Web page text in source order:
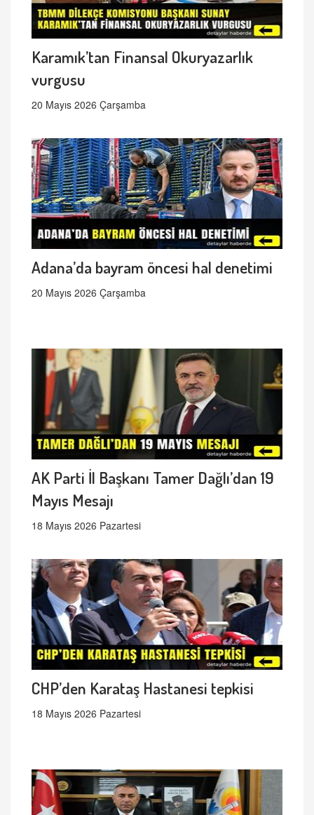
Karamık’tan Finansal Okuryazarlık
vurgusu
20 Mayıs 2026 Çarşamba
Adana’da bayram öncesi hal denetimi
20 Mayıs 2026 Çarşamba
AK Parti İl Başkanı Tamer Dağlı’dan 19
Mayıs Mesajı
18 Mayıs 2026 Pazartesi
CHP’den Karataş Hastanesi tepkisi
18 Mayıs 2026 Pazartesi